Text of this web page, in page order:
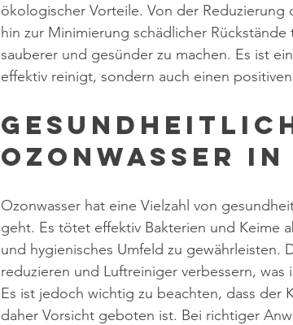
ökologischer Vorteile. Von der
hin zur Minimierung schädlicher
sauberer und gesünder zu machen. Es ist
effektiv reinigt, sondern auch einen
Ozonwasser
Ozonwasser hat eine Vielzahl von
geht. Es tötet effektiv Bakterien und Keime
und hygienisches Umfeld zu gewährleisten.
reduzieren und Luftreiniger verbessern,
Es ist jedoch wichtig zu beachten, dass der
daher Vorsicht geboten ist. Bei richtiger